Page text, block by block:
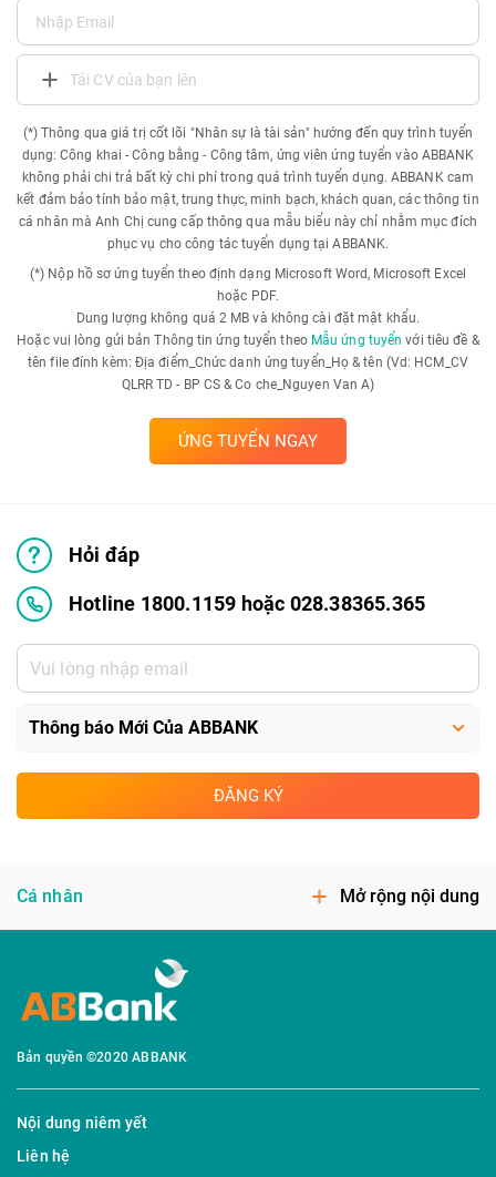
Tải CV của bạn lên
(*) Thông qua giá trị cốt lõi "Nhân sự là tài sản" hướng đến quy trình tuyển
dụng: Công khai - Công bằng - Công tâm, ứng viên ứng tuyển vào ABBANK
không phải chi trả bất kỳ chi phí trong quá trình tuyển dụng. ABBANK cam
kết đảm bảo tính bảo mật, trung thực, minh bạch, khách quan, các thông tin
cá nhân mà Anh Chị cung cấp thông qua mẫu biểu này chỉ nhằm mục đích
phục vụ cho công tác tuyển dụng tại ABBANK.
(*) Nộp hồ sơ ứng tuyển theo định dạng Microsoft Word, Microsoft Excel
hoặc PDF.
Dung lượng không quá 2 MB và không cài đặt mật khẩu.
Hoặc vui lòng gửi bản Thông tin ứng tuyển theo Mẫu ứng tuyển với tiêu đề &
tên file đính kèm: Địa điểm_Chức danh ứng tuyển_Họ & tên (Vd: HCM_CV
QLRR TD - BP CS & Co che_Nguyen Van A)
ỨNG TUYỂN NGAY
Hỏi đáp
Hotline 1800.1159 hoặc 028.38365.365
ĐĂNG KÝ
Cá nhân Mở rộng nội dung
Bản quyền ©2020 ABBANK
Nội dung niêm yết
Liên hệ